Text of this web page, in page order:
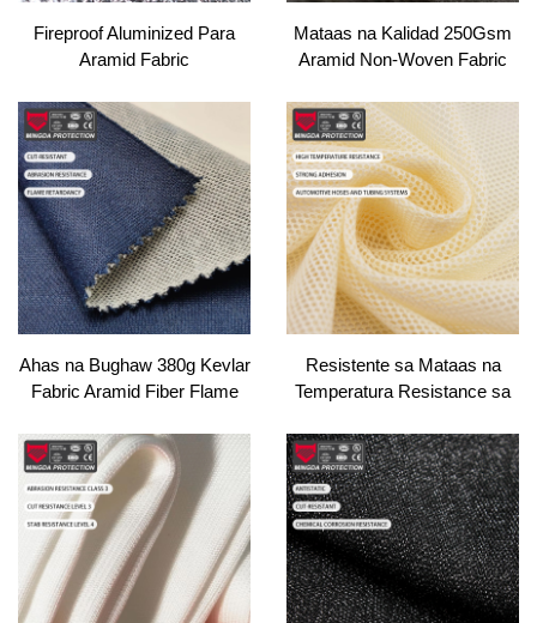
Fireproof Aluminized Para
Aramid Fabric
Mataas na Kalidad 250Gsm
Aramid Non-Woven Fabric
Materyales Pang-operasyon
ng Pagbubuhos Patuloy na
Protective Apparel
Manufacturing Bags Lining
Ahas na Bughaw 380g Kevlar
Fabric Aramid Fiber Flame
Firefighting Car Protective
Workwear Fireproof Garment
Resistente sa Mataas na
Temperatura Resistance sa
Mahusay na Pagdikit
Siklohestrin Tubo Knitted
Meta Aramid Fabric